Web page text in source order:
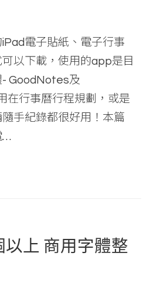
電子貼紙、電子行事
以下載，使用的app是目
- GoodNotes及
在行事曆行程規劃，或是
手紀錄都很好用！本篇
…
以上 商用字體整